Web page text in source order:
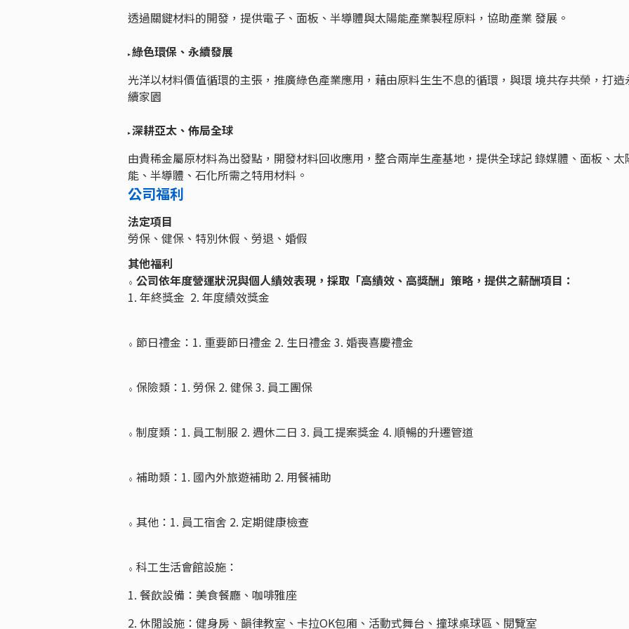
透過關鍵材料的開發，提供電子、面板、半導體與太陽能產業製程原料，協助產業 發展。
▸綠色環保、永續發展
光洋以材料價值循環的主張，推廣綠色產業應用，藉由原料生生不息的循環，與環 境共存共榮，打造
續家園
▸深耕亞太、佈局全球
由貴稀金屬原材料為出發點，開發材料回收應用，整合兩岸生產基地，提供全球記 錄媒體、面板、太
能、半導體、石化所需之特用材料。
公司福利
法定項目
勞保、健保、特別休假、勞退、婚假
其他福利
◊ 公司依年度營運狀況與個人績效表現，採取「高績效、高獎酬」策略，提供之薪酬項目：
1. 年終獎金 2. 年度績效獎金
◊ 節日禮金：1. 重要節日禮金 2. 生日禮金 3. 婚喪喜慶禮金
◊ 保險類：1. 勞保 2. 健保 3. 員工團保
◊ 制度類：1. 員工制服 2. 週休二日 3. 員工提案獎金 4. 順暢的升遷管道
◊ 補助類：1. 國內外旅遊補助 2. 用餐補助
◊ 其他：1. 員工宿舍 2. 定期健康檢查
◊ 科工生活會館設施：
1. 餐飲設備：美食餐廳、咖啡雅座
2. 休閒設施：健身房、韻律教室、卡拉OK包廂、活動式舞台、撞球桌球區、閱覽室